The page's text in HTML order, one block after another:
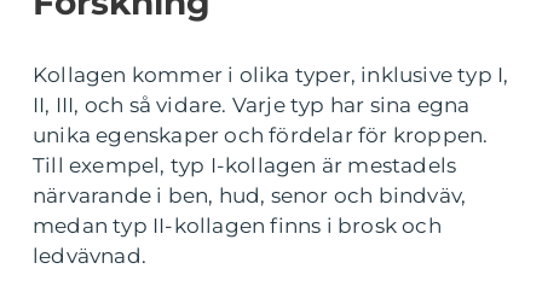
Kollagen kommer i olika typer, inklusive typ I,
II, III, och så vidare. Varje typ har sina egna
unika egenskaper och fördelar för kroppen.
Till exempel, typ I-kollagen är mestadels
närvarande i ben, hud, senor och bindväv,
medan typ II-kollagen finns i brosk och
ledvävnad.